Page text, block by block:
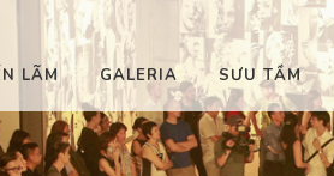
LÃM GALERIA SƯU TẦM